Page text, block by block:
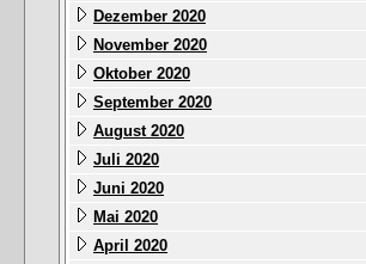
Dezember 2020
November 2020
Oktober 2020
September 2020
August 2020
Juli 2020
Juni 2020
Mai 2020
April 2020